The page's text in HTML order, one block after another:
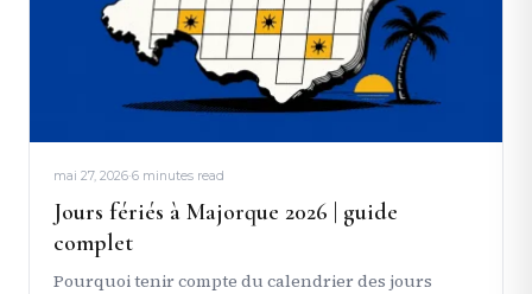
mai 27, 2026·6 minutes read
Jours fériés à Majorque 2026 | guide
complet
Pourquoi tenir compte du calendrier des jours